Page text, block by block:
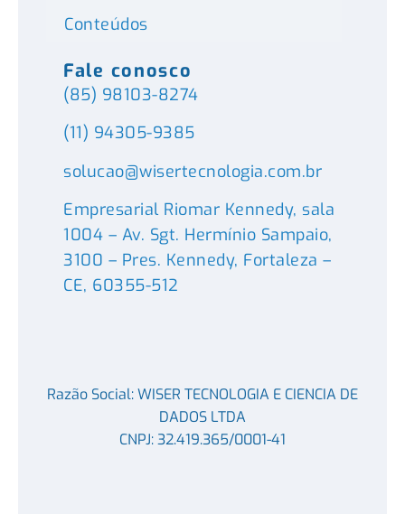
Conteúdos
Fale conosco
(85) 98103-8274
(11) 94305-9385
solucao@wisertecnologia.com.br
Empresarial Riomar Kennedy, sala
1004 – Av. Sgt. Hermínio Sampaio,
3100 – Pres. Kennedy, Fortaleza –
CE, 60355-512
Razão Social: WISER TECNOLOGIA E CIENCIA DE
DADOS LTDA
CNPJ: 32.419.365/0001-41